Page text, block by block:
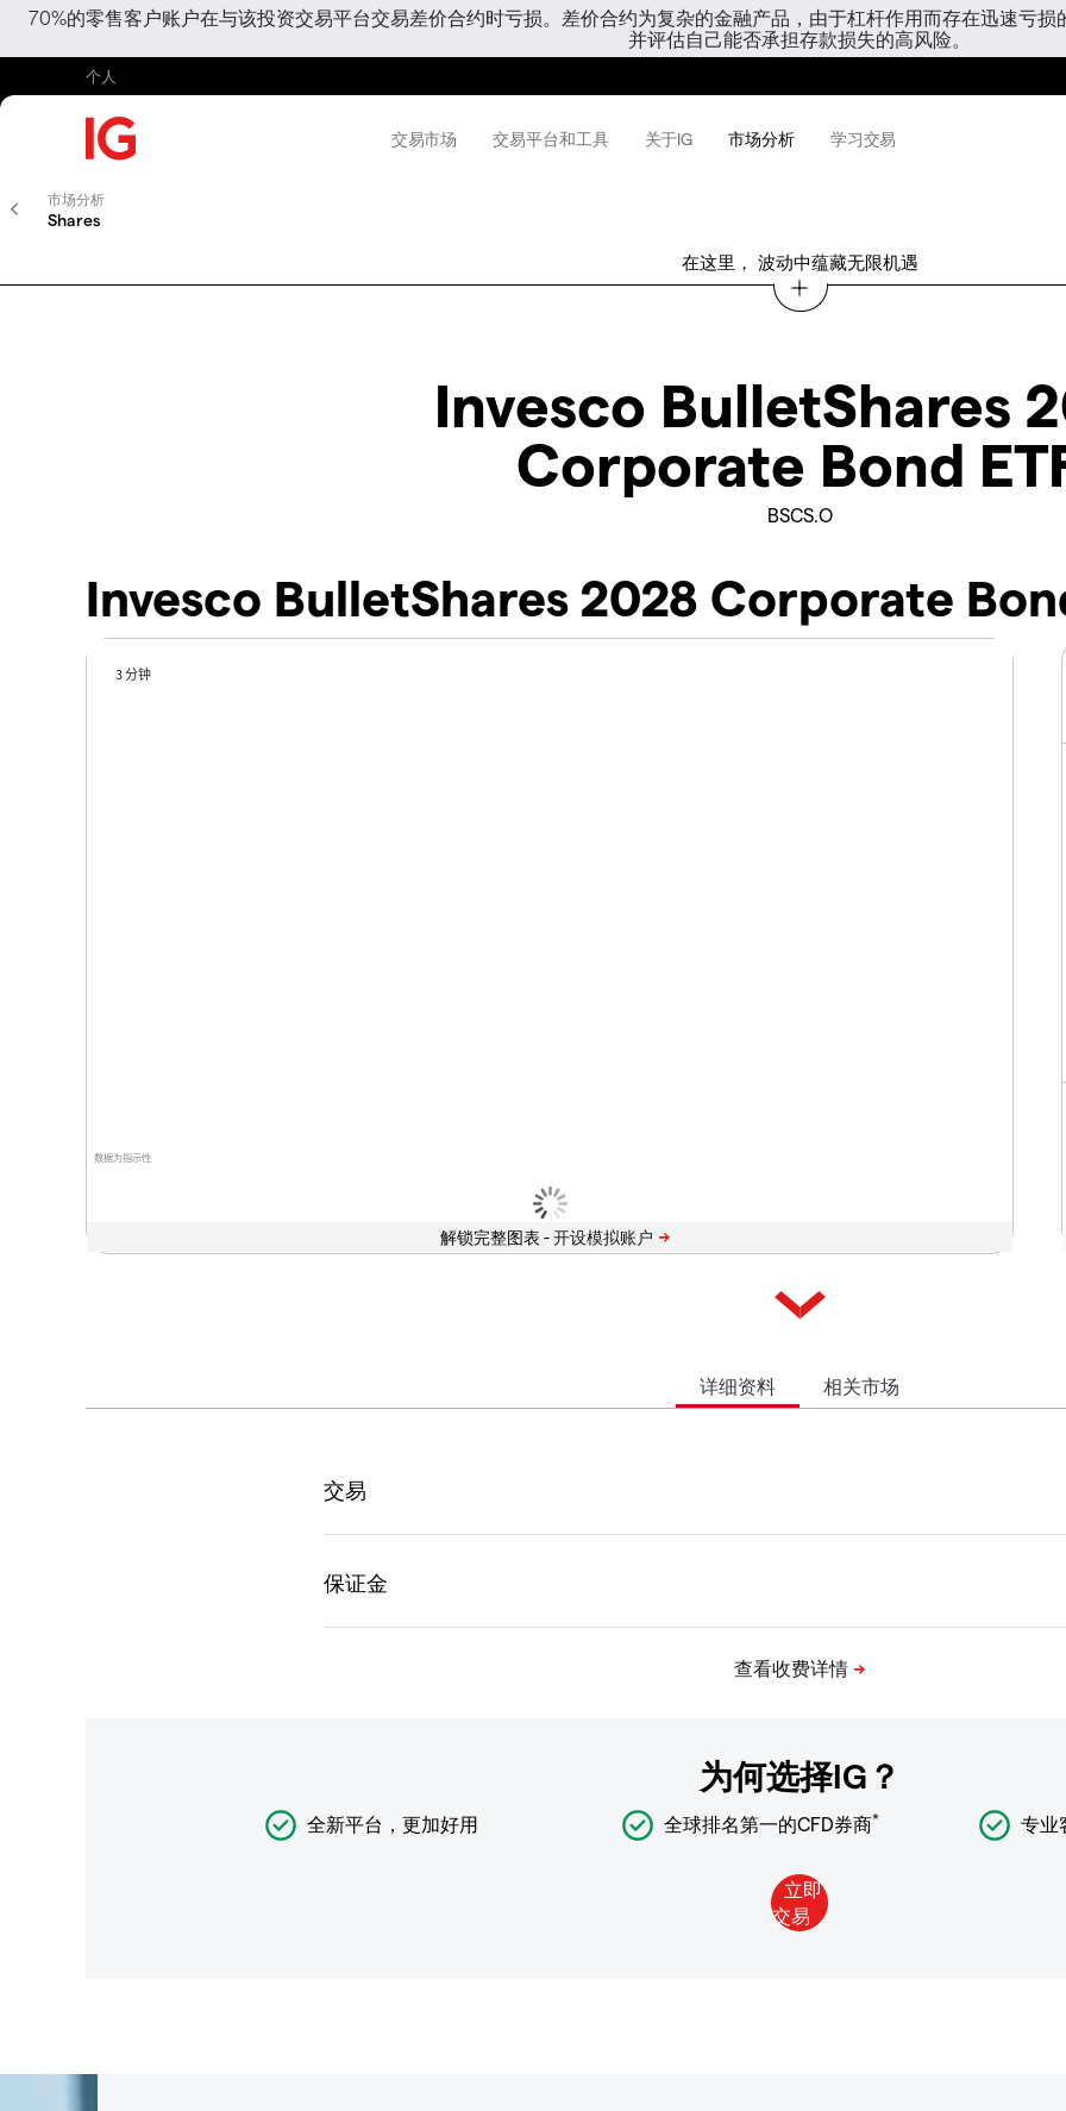
70%的零售客户账户在与该投资交易平台交易差价合约时亏损。差价合约为复杂的金融产品，由于杠杆作用而存在迅速亏
并评估自己能否承担存款损失的高风险。
个人
交易市场 交易平台和工具 关于IG 市场分析 学习交易
市场分析
Shares
在这里， 波动中蕴藏无限机遇
Invesco BulletShares
Corporate Bond
BSCS.O
Invesco BulletShares 2028 Corporate
数据为指示性
3 分钟
解锁完整图表 -
详细资料 相关市场
为何选择IG？
全新平台，更加好用 全球排名第一的CFD券商* 专业